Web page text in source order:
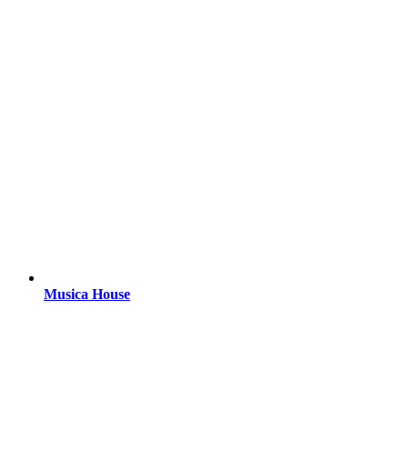
Musica House